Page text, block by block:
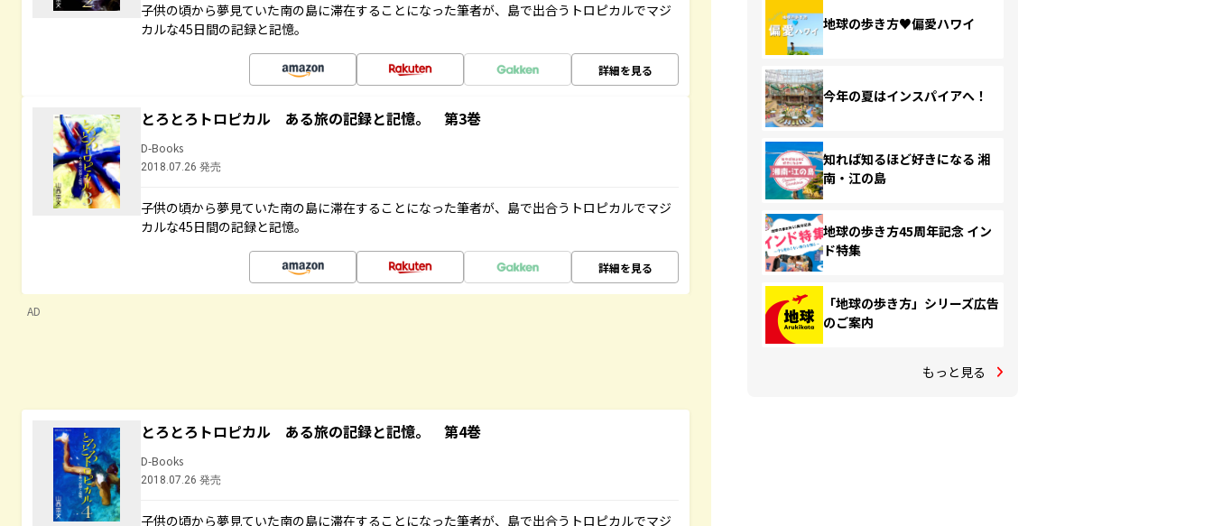
子供の頃から夢見ていた南の島に滞在することになった筆者が、島で出合うトロピカルでマジ
カルな45日間の記録と記憶。
詳細を見る
とろとろトロピカル ある旅の記録と記憶。 第3巻
D-Books
2018.07.26 発売
子供の頃から夢見ていた南の島に滞在することになった筆者が、島で出合うトロピカルでマジ
カルな45日間の記録と記憶。
詳細を見る
AD
とろとろトロピカル ある旅の記録と記憶。 第4巻
D-Books
2018.07.26 発売
子供の頃から夢見ていた南の島に滞在することになった筆者が、島で出合うトロピカルでマジ
地球の歩き方♥偏愛ハワイ
今年の夏はインスパイアへ！
知れば知るほど好きになる 湘
南・江の島
地球の歩き方45周年記念 イン
ド特集
「地球の歩き方」シリーズ広告
のご案内
もっと見る